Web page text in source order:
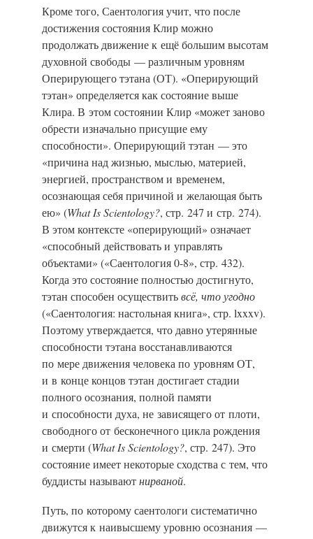
Кроме того, Саентология учит, что после
достижения состояния Клир можно
продолжать движение к ещё большим высотам
духовной свободы — различным уровням
Оперирующего тэтана (ОТ). «Оперирующий
тэтан» определяется как состояние выше
Клира. В этом состоянии Клир «может заново
обрести изначально присущие ему
способности». Оперирующий тэтан — это
«причина над жизнью, мыслью, материей,
энергией, пространством и временем,
осознающая себя причиной и желающая быть
ею» (What Is Scientology?, стр. 247 и стр. 274).
В этом контексте «оперирующий» означает
«способный действовать и управлять
объектами» («Саентология 0-8», стр. 432).
Когда это состояние полностью достигнуто,
тэтан способен осуществитьвсё, что угодно
(«Саентология: настольная книга», стр. lxxxv).
Поэтому утверждается, что давно утерянные
способности тэтана восстанавливаются
по мере движения человека по уровням ОТ,
и в конце концов тэтан достигает стадии
полного осознания, полной памяти
и способности духа, не зависящего от плоти,
свободного от бесконечного цикла рождения
и смерти (What Is Scientology?, стр. 247). Это
состояние имеет некоторые сходства с тем, что
буддисты называютнирваной.
Путь, по которому саентологи систематично
движутся к наивысшему уровню осознания —